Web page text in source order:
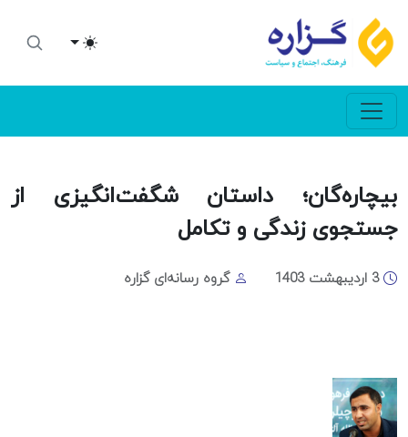
Toggle theme
بیچاره‌گان؛ داستان شگفت‌انگیزی از
جستجوی زندگی و تکامل
3 اردیبهشت 1403 گروه رسانه‌ای گزاره